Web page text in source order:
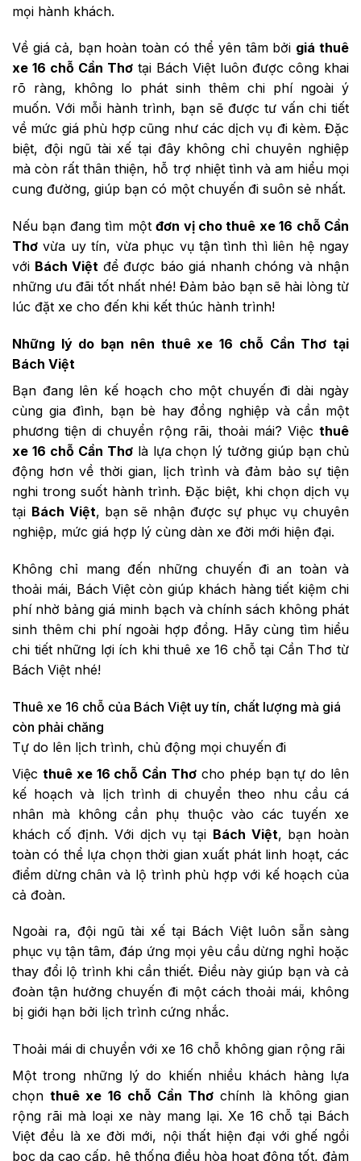
mọi hành khách.
Về giá cả, bạn hoàn toàn có thể yên tâm bởi giá thuê
xe 16 chỗ Cần Thơ tại Bách Việt luôn được công khai
rõ ràng, không lo phát sinh thêm chi phí ngoài ý
muốn. Với mỗi hành trình, bạn sẽ được tư vấn chi tiết
về mức giá phù hợp cũng như các dịch vụ đi kèm. Đặc
biệt, đội ngũ tài xế tại đây không chỉ chuyên nghiệp
mà còn rất thân thiện, hỗ trợ nhiệt tình và am hiểu mọi
cung đường, giúp bạn có một chuyến đi suôn sẻ nhất.
Nếu bạn đang tìm mộtđơn vị cho thuê xe 16 chỗ Cần
Thơ vừa uy tín, vừa phục vụ tận tình thì liên hệ ngay
với Bách Việt để được báo giá nhanh chóng và nhận
những ưu đãi tốt nhất nhé! Đảm bảo bạn sẽ hài lòng từ
lúc đặt xe cho đến khi kết thúc hành trình!
Những lý do bạn nên thuê xe 16 chỗ Cần Thơ tại
Bách Việt
Bạn đang lên kế hoạch cho một chuyến đi dài ngày
cùng gia đình, bạn bè hay đồng nghiệp và cần một
phương tiện di chuyển rộng rãi, thoải mái? Việc thuê
xe 16 chỗ Cần Thơlà lựa chọn lý tưởng giúp bạn chủ
động hơn về thời gian, lịch trình và đảm bảo sự tiện
nghi trong suốt hành trình. Đặc biệt, khi chọn dịch vụ
tại Bách Việt, bạn sẽ nhận được sự phục vụ chuyên
nghiệp, mức giá hợp lý cùng dàn xe đời mới hiện đại.
Không chỉ mang đến những chuyến đi an toàn và
thoải mái, Bách Việt còn giúp khách hàng tiết kiệm chi
phí nhờ bảng giá minh bạch và chính sách không phát
sinh thêm chi phí ngoài hợp đồng. Hãy cùng tìm hiểu
chi tiết những lợi ích khi thuê xe 16 chỗ tại Cần Thơ từ
Bách Việt nhé!
Thuê xe 16 chỗ của Bách Việt uy tín, chất lượng mà giá
còn phải chăng
Tự do lên lịch trình, chủ động mọi chuyến đi
Việc thuê xe 16 chỗ Cần Thơ cho phép bạn tự do lên
kế hoạch và lịch trình di chuyển theo nhu cầu cá
nhân mà không cần phụ thuộc vào các tuyến xe
khách cố định. Với dịch vụ tại Bách Việt, bạn hoàn
toàn có thể lựa chọn thời gian xuất phát linh hoạt, các
điểm dừng chân và lộ trình phù hợp với kế hoạch của
cả đoàn.
Ngoài ra, đội ngũ tài xế tại Bách Việt luôn sẵn sàng
phục vụ tận tâm, đáp ứng mọi yêu cầu dừng nghỉ hoặc
thay đổi lộ trình khi cần thiết. Điều này giúp bạn và cả
đoàn tận hưởng chuyến đi một cách thoải mái, không
bị giới hạn bởi lịch trình cứng nhắc.
Thoải mái di chuyển với xe 16 chỗ không gian rộng rãi
Một trong những lý do khiến nhiều khách hàng lựa
chọnthuê xe 16 chỗ Cần Thơ chính là không gian
rộng rãi mà loại xe này mang lại. Xe 16 chỗ tại Bách
Việt đều là xe đời mới, nội thất hiện đại với ghế ngồi
bọc da cao cấp, hệ thống điều hòa hoạt động tốt, đảm